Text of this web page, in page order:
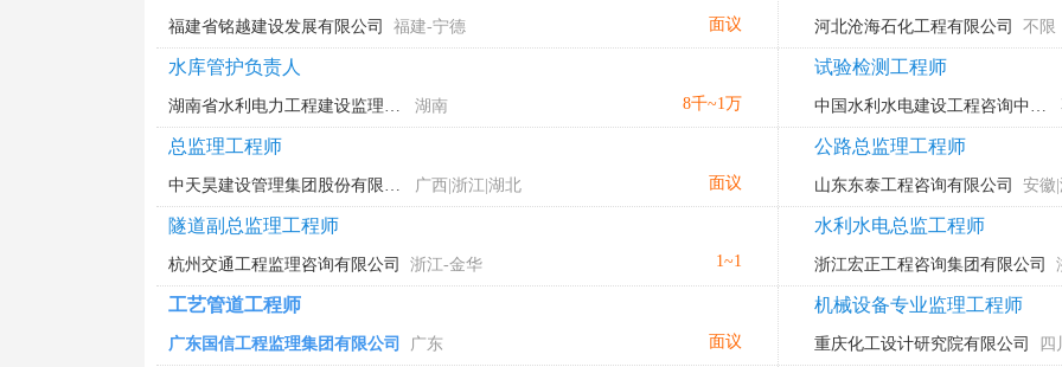
福建省铭越建设发展有限公司 福建-宁德 面议 河北沧海石化工程有限公司 不限
水库管护负责人
湖南省水利电力工程建设监理咨询有限公司 湖南 8千~1万
试验检测工程师
中国水利水电建设工程咨询中南有限公司
总监理工程师
中天昊建设管理集团股份有限公司深圳分公司 广西|浙江|湖北 面议
公路总监理工程师
山东东泰工程咨询有限公司 安徽
隧道副总监理工程师
杭州交通工程监理咨询有限公司 浙江-金华 1~1
水利水电总监工程师
浙江宏正工程咨询集团有限公司
工艺管道工程师
广东国信工程监理集团有限公司 广东 面议
机械设备专业监理工程师
重庆化工设计研究院有限公司 四